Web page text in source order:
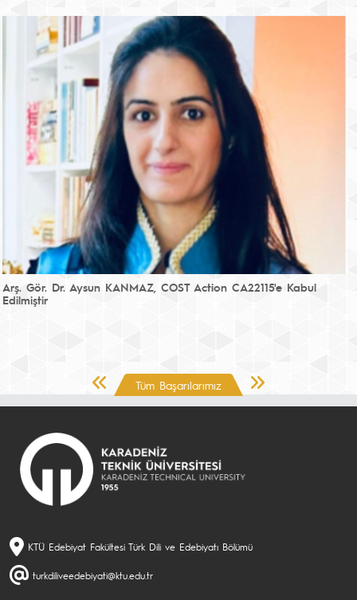
Arş. Gör. Dr. Aysun KANMAZ, COST Action CA22115'e Kabul
Edilmiştir
Önceki SayfaTüm Başarılarımız Sonraki Sayfa
KTÜ Edebiyat Fakültesi Türk Dili ve Edebiyatı Bölümü
turkdiliveedebiyati@ktu.edu.tr